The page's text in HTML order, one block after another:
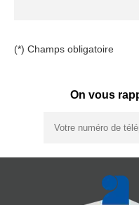
(*) Champs obligatoire
On vous